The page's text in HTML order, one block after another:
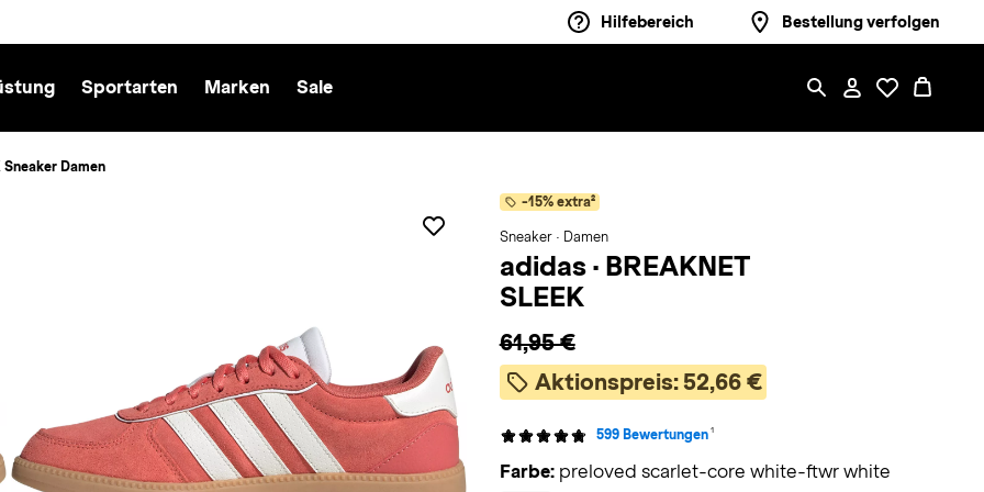
Hilfebereich Bestellung verfolgen
Sportarten Marken Sale
Sneaker Damen
-15% extra²
Sneaker · Damen
adidas · BREAKNET
SLEEK
61,95 €
Aktionspreis:52,66 €
599 Bewertungen 1
Farbe: preloved scarlet-core white-ftwr white